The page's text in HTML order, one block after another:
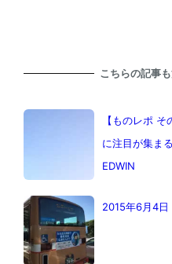
こちらの記事
【ものレポ
に注目が集ま
EDWIN
2015年6月4日